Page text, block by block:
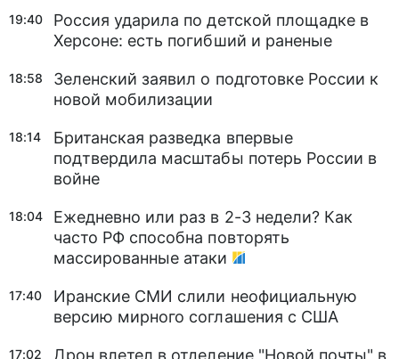
19:40
Россия ударила по детской площадке в
Херсоне: есть погибший и раненые
18:58
Зеленский заявил о подготовке России к
новой мобилизации
18:14
Британская разведка впервые
подтвердила масштабы потерь России в
войне
18:04
Ежедневно или раз в 2-3 недели? Как
часто РФ способна повторять
массированные атаки
17:40
Иранские СМИ слили неофициальную
версию мирного соглашения с США
17:02
Дрон влетел в отделение "Новой почты" в